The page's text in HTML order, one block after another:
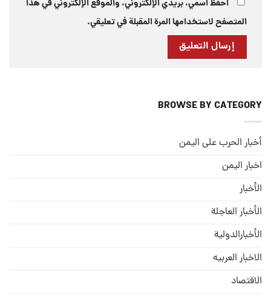
احفظ اسمي، بريدي الإلكتروني، والموقع الإلكتروني في هذا
المتصفح لاستخدامها المرة المقبلة في تعليقي.
BROWSE BY CATEGORY
أخبار الحرب على اليمن
اخبار اليمن
الأخبار
الأخبار العاجلة
الأخبارالدولية
الاخبار العربيه
الاقتصاد